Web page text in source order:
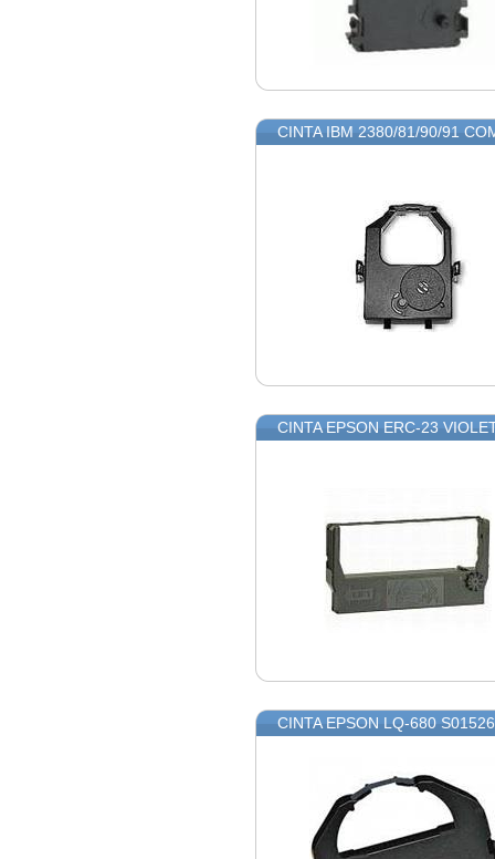
CINTA IBM 2380/81/90/91
CINTA EPSON ERC-23
CINTA EPSON LQ-680